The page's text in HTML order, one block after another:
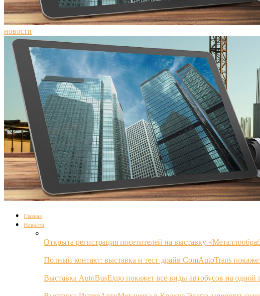
новости
Главная
Новости
Открыта регистрация посетителей на выставку
Полный контакт: выставка и тест-драйв ComAutoTrans
Выставка AutoBusExpo покажет все виды автобусов на